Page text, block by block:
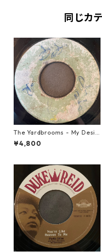
同じカ
The Yardbrooms - My Desir
e【7-21922】
¥4,800